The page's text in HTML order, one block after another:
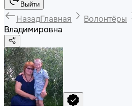
Выйти
НазадГлавная Волонтёры
Владимировна